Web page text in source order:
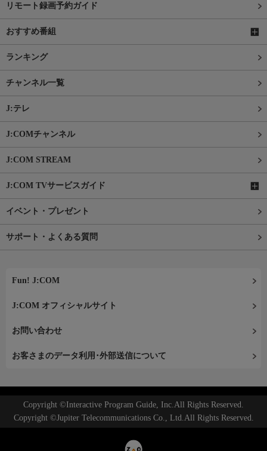
リモート録画予約ガイド
おすすめ番組
ランキング
チャンネル一覧
J:テレ
J:COMチャンネル
J:COM STREAM
J:COM TVサービスガイド
イベント・プレゼント
サポート・よくある質問
Fun! J:COM
J:COM オフィシャルサイト
お問い合わせ
お客さまのデータ利用･外部送信について
Copyright ©Interactive Program Guide, Inc.All Rights Reserved.
Copyright ©Jupiter Telecommunications Co., Ltd.All Rights Reserved.